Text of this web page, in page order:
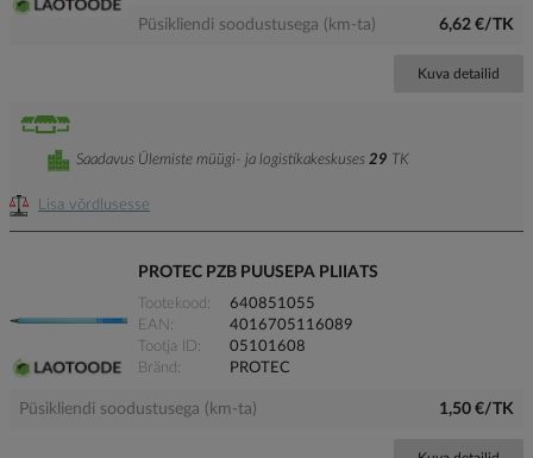
Püsikliendi soodustusega (km-ta) 6,62 €/TK
Kuva detailid
Lisa võrdlusesse
Saadavus Ülemiste müügi- ja logistikakeskuses 29 TK
PROTEC PZB PUUSEPA PLIIATS
Tootekood
640851055
EAN
4016705116089
Tootja ID
05101608
Bränd
PROTEC
Püsikliendi soodustusega (km-ta) 1,50 €/TK